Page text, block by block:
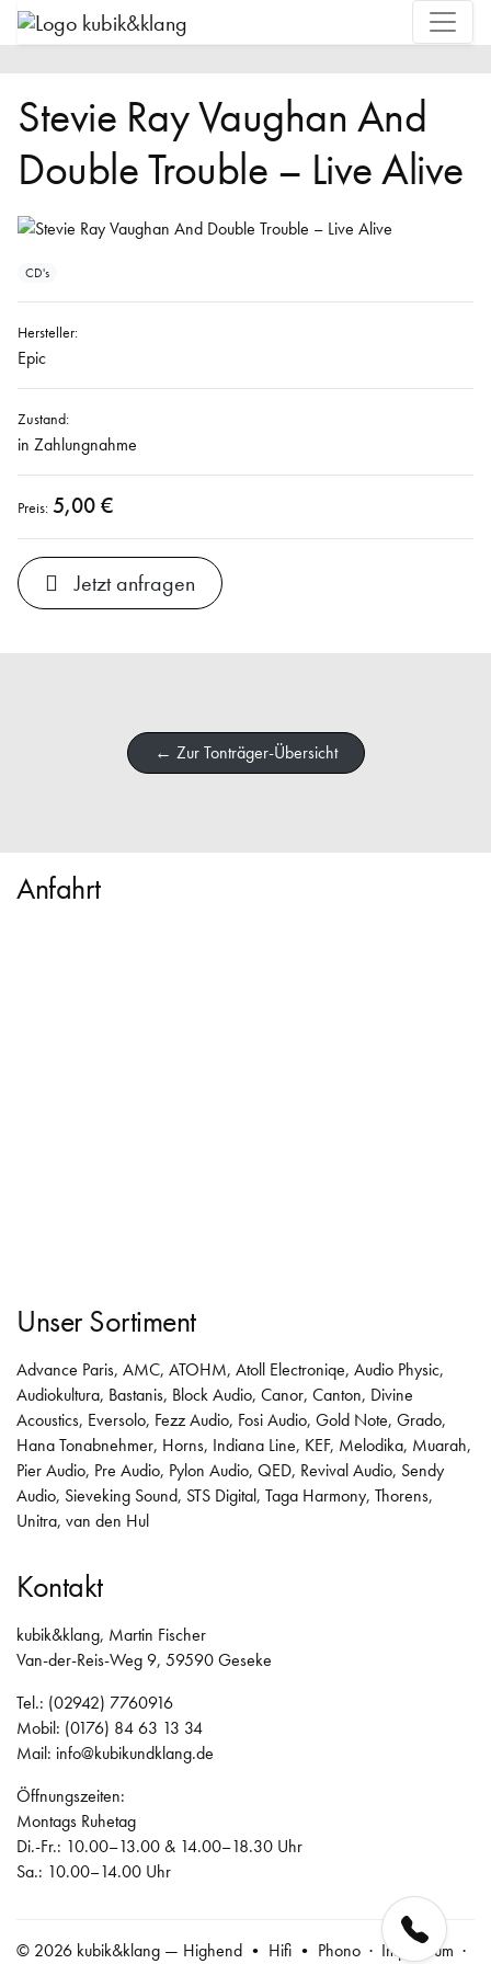
Stevie Ray Vaughan And
Double Trouble – Live Alive
CD's
Hersteller:
Epic
Zustand:
in Zahlungnahme
Preis: 5,00 €
Jetzt anfragen
← Zur Tonträger-Übersicht
Anfahrt
Unser Sortiment
Advance Paris, AMC, ATOHM, Atoll Electroniqe, Audio Physic,
Audiokultura, Bastanis, Block Audio, Canor, Canton, Divine
Acoustics, Eversolo, Fezz Audio, Fosi Audio, Gold Note, Grado,
Hana Tonabnehmer, Horns, Indiana Line, KEF, Melodika, Muarah,
Pier Audio, Pre Audio, Pylon Audio, QED, Revival Audio, Sendy
Audio, Sieveking Sound, STS Digital, Taga Harmony, Thorens,
Unitra, van den Hul
Kontakt
kubik&klang, Martin Fischer
Van-der-Reis-Weg 9, 59590 Geseke
Tel.: (02942) 7760916
Mobil: (0176) 84 63 13 34
Mail: info@kubikundklang.de
Öffnungszeiten:
Montags Ruhetag
Di.-Fr.: 10.00–13.00 & 14.00–18.30 Uhr
Sa.: 10.00–14.00 Uhr
© 2026 kubik&klang — Highend • Hifi • Phono · Impressum ·